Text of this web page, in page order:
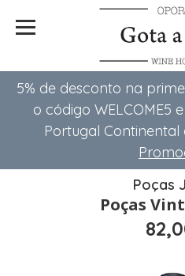
5% de desconto na
o código WELCOME5
Portugal
Poças
Poças